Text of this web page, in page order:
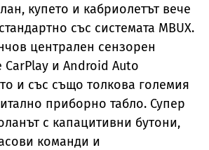
купето и кабриолетът вече
със системата MBUX.
централен сензорен
CarPlay и Android Auto
и със също толкова големия
приборно табло. Супер
с капацитивни бутони,
команди и